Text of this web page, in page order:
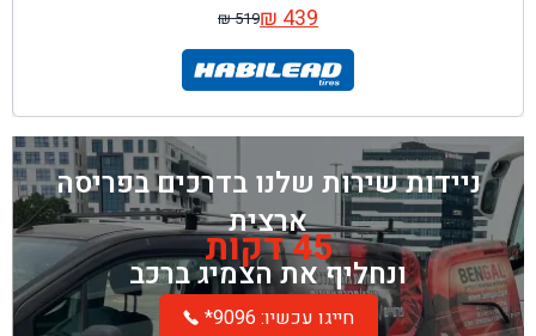
₪519
המחיר
המקורי
היה:
₪ 519.
₪439 המחיר
הנוכחי
הוא:
₪ 439.
ניידות שירות שלנו בדרכים בפריסה
ארצית
45 דקות
ונחליף את הצמיג ברכב
*חייגו עכשיו: 9096